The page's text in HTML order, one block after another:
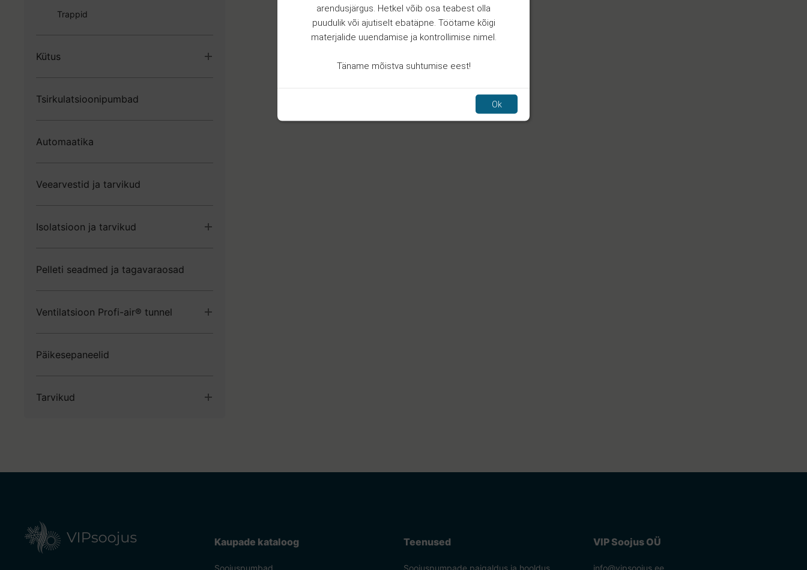
Trappid
Kütus
Paisupaagid
Tsirkulatsioonipumbad
Automaatika
Veearvestid ja tarvikud
Isolatsioon ja tarvikud
Isolatsiooni tarvikud
Pelleti seadmed ja tagavaraosad
Ventilatsioon Profi-air® tunnel
Ventilatsiooni Profi-air kastid ja tarvikud
Päikesepaneelid
Tarvikud
Kaupade kataloog
Soojuspumbad
Teenused
Soojuspumpade paigaldus ja hooldus
VIP Soojus OÜ
info@vipsoojus.ee
arendusjärgus. Hetkel võib osa teabest olla
puudulik või ajutiselt ebatäpne. Töötame kõigi
materjalide uuendamise ja kontrollimise nimel.
Täname mõistva suhtumise eest!
Ok